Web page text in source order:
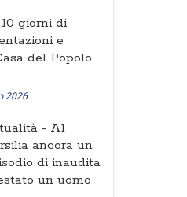
10 giorni di
e
del Popolo
2026
- Al
ancora un
di inaudita
un uomo